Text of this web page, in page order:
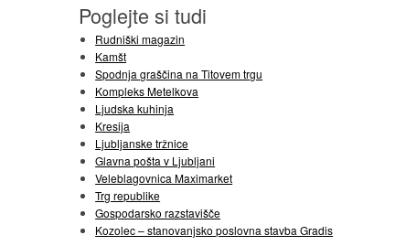
Poglejte si tudi
Rudniški magazin
Kamšt
Spodnja graščina na Titovem trgu
Kompleks Metelkova
Ljudska kuhinja
Kresija
Ljubljanske tržnice
Glavna pošta v Ljubljani
Veleblagovnica Maximarket
Trg republike
Gospodarsko razstavišče
Kozolec – stanovanjsko poslovna stavba Gradis